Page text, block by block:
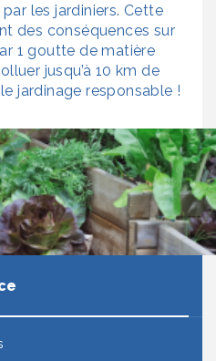
les jardiniers. Cette
des conséquences sur
1 goutte de matière
jusqu’à 10 km de
jardinage responsable !